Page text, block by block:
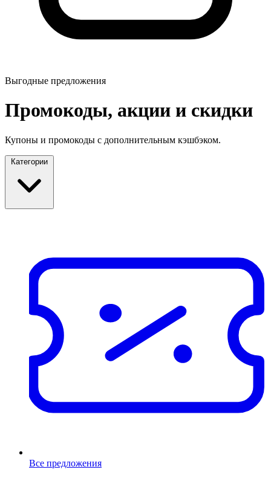
Выгодные предложения
Промокоды, акции и скидки
Купоны и промокоды с дополнительным кэшбэком.
Категории
Все предложения